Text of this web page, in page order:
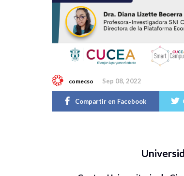
comecso Sep 08, 2022
Compartir en Facebook